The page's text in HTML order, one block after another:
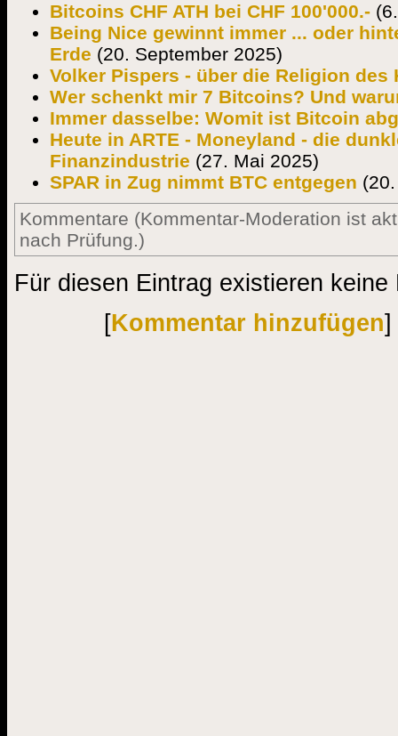
Bitcoins CHF ATH bei CHF 100'000.-
Being Nice gewinnt immer ... oder
Erde (20. September 2025)
Volker Pispers - über die Religion des
Wer schenkt mir 7 Bitcoins? Und
Immer dasselbe: Womit ist Bitcoin
Heute in ARTE - Moneyland - die
Finanzindustrie (27. Mai 2025)
SPAR in Zug nimmt BTC entgegen
Kommentare (Kommentar-Moderation ist
nach Prüfung.)
Für diesen Eintrag existieren keine
[Kommentar hinzufügen]